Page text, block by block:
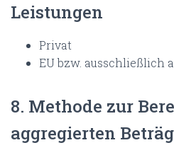
Leistungen
Privat
EU bzw. ausschließlich
8. Methode zur
aggregierten